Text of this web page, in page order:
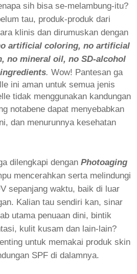
sih bisa se-melambung-itu?
tau, produk-produk dari
klinis dan dirumuskan dengan
artificial coloring, no artificial
no mineral oil, no SD-alcohol
. Wow! Pantesan ga
ini aman untuk semua jenis
tidak menggunakan kandungan
notabene dapat menyebabkan
dan menurunnya kesehatan
dilengkapi dengan Photoaging
mencerahkan serta melindungi
sepanjang waktu, baik di luar
Kalian tau sendiri kan, sinar
utama penuaan dini, bintik
kulit kusam dan lain-lain?
untuk memakai produk skin
SPF di dalamnya.